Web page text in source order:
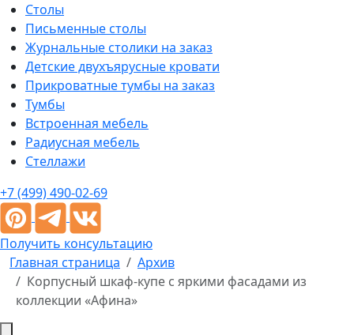
Столы
Письменные столы
Журнальные столики на заказ
Детские двухъярусные кровати
Прикроватные тумбы на заказ
Тумбы
Встроенная мебель
Радиусная мебель
Стеллажи
+7 (499) 490-02-69
Получить консультацию
Главная страница
Архив
Корпусный шкаф-купе с яркими фасадами из
коллекции «Афина»